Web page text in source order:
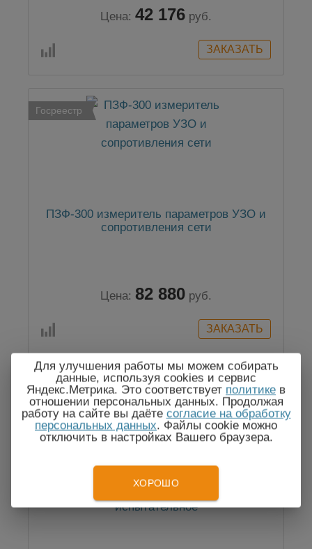
Цена: 42 176 руб.
Госреестр
ПЗФ-300 измеритель параметров УЗО и
сопротивления сети
Цена: 82 880 руб.
испытательное
Для улучшения работы мы можем собирать
данные, используя cookies и сервис
Яндекс.Метрика. Это соответствует политике в
отношении персональных данных. Продолжая
работу на сайте вы даёте согласие на обработку
персональных данных. Файлы cookie можно
отключить в настройках Вашего браузера.
ХОРОШО